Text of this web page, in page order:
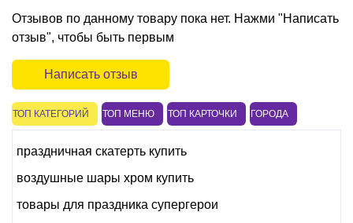
Отзывов по данному товару пока нет. Нажми "Написать
отзыв", чтобы быть первым
Написать отзыв
ТОП КАТЕГОРИЙ ТОП МЕНЮ ТОП КАРТОЧКИ ГОРОДА
праздничная скатерть купить
воздушные шары хром купить
товары для праздника супергерои